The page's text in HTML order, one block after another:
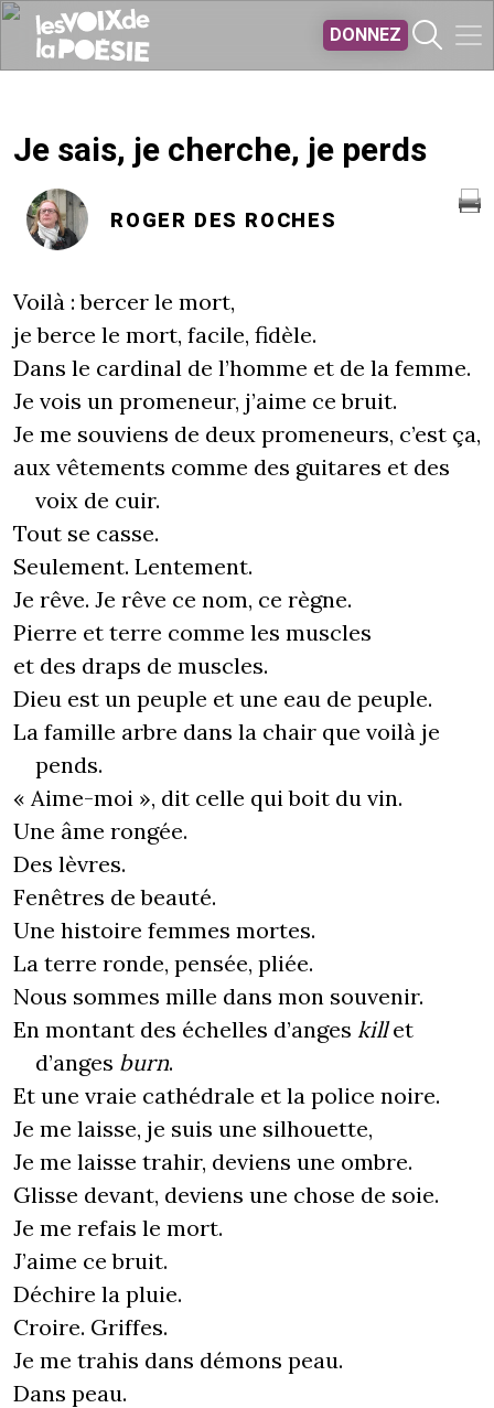
DONNEZ
Je sais, je cherche, je perds
ROGER DES ROCHES
Voilà : bercer le mort,
je berce le mort, facile, fidèle.
Dans le cardinal de l’homme et de la femme.
Je vois un promeneur, j’aime ce bruit.
Je me souviens de deux promeneurs, c’est ça,
aux vêtements comme des guitares et des
voix de cuir.
Tout se casse.
Seulement. Lentement.
Je rêve. Je rêve ce nom, ce règne.
Pierre et terre comme les muscles
et des draps de muscles.
Dieu est un peuple et une eau de peuple.
La famille arbre dans la chair que voilà je
pends.
« Aime-moi », dit celle qui boit du vin.
Une âme rongée.
Des lèvres.
Fenêtres de beauté.
Une histoire femmes mortes.
La terre ronde, pensée, pliée.
Nous sommes mille dans mon souvenir.
En montant des échelles d’anges killet
d’anges burn.
Et une vraie cathédrale et la police noire.
Je me laisse, je suis une silhouette,
Je me laisse trahir, deviens une ombre.
Glisse devant, deviens une chose de soie.
Je me refais le mort.
J’aime ce bruit.
Déchire la pluie.
Croire. Griffes.
Je me trahis dans démons peau.
Dans peau.